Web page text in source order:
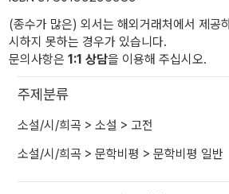
(종수가 많은) 외서는 해외거래처에서 제공
시하지 못하는 경우가 있습니다.
문의사항은 1:1 상담을 이용해 주십시오.
주제분류
소설/시/희곡 > 소설 > 고전
소설/시/희곡 > 문학비평 > 문학비평 일반